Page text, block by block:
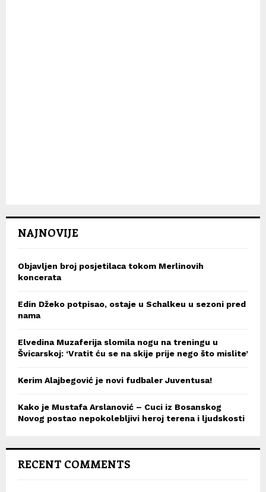
NAJNOVIJE
Objavljen broj posjetilaca tokom Merlinovih
koncerata
Edin Džeko potpisao, ostaje u Schalkeu u sezoni pred
nama
Elvedina Muzaferija slomila nogu na treningu u
Švicarskoj: ‘Vratit ću se na skije prije nego što mislite’
Kerim Alajbegović je novi fudbaler Juventusa!
Kako je Mustafa Arslanović – Cuci iz Bosanskog
Novog postao nepokolebljivi heroj terena i ljudskosti
RECENT COMMENTS